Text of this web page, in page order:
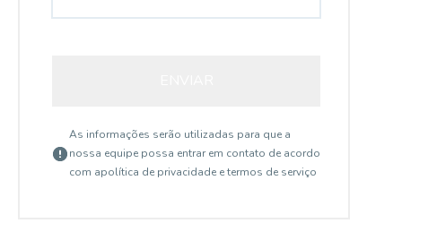
As informações serão utilizadas para que a
nossa equipe possa entrar em contato de acordo
com apolítica de privacidade e termos de serviço